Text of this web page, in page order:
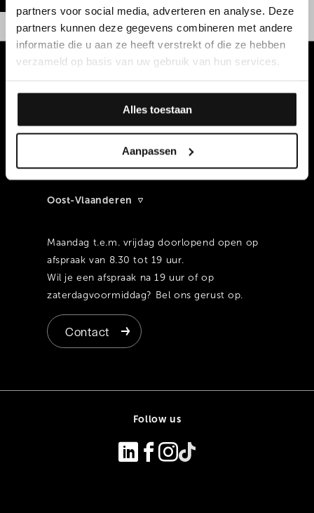
partners voor social media, adverteren en analyse. Deze
partners kunnen deze gegevens combineren met andere
informatie die u aan ze heeft verstrekt of die ze hebben
verzameld op basis van uw gebruik van hun services.
Alles toestaan
Aanpassen
Oost-Vlaanderen
Maandag t.e.m. vrijdag doorlopend open op
afspraak van 8.30 tot 19 uur.
Wil je een afspraak na 19 uur of op
zaterdagvoormiddag? Bel ons gerust op.
Contact
Follow us